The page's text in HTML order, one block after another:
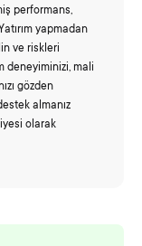
performans,
yapmadan
ve riskleri
deneyiminizi, mali
gözden
almanız
olarak